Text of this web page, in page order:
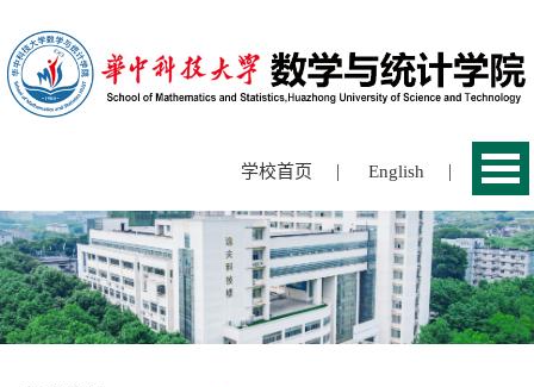
学校首页 | English |